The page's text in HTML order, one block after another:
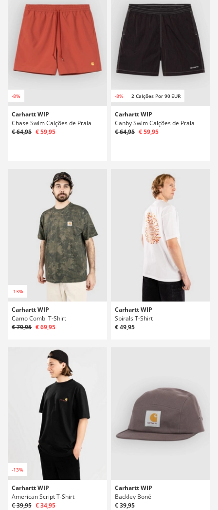
-8%
Carhartt WIP
Chase Swim Calções de Praia
€ 64,95 € 59,95
-8% 2 Calções Por 90 EUR
Carhartt WIP
Canby Swim Calções de Praia
€ 64,95 € 59,95
-13%
Carhartt WIP
Camo Combi T-Shirt
€ 79,95 € 69,95
Carhartt WIP
Spirals T-Shirt
€ 49,95
-13%
Carhartt WIP
American Script T-Shirt
€ 39,95 € 34,95
Carhartt WIP
Backley Boné
€ 39,95